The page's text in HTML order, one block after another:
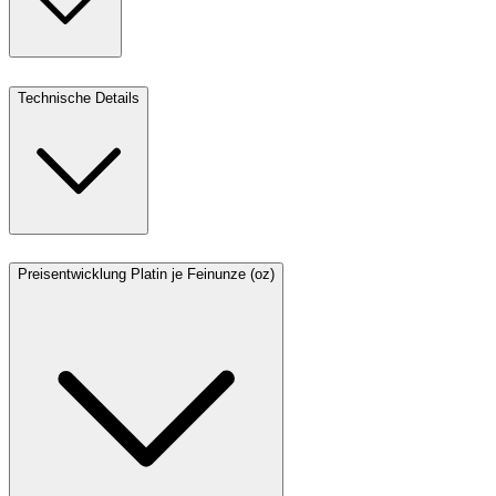
Technische Details
Preisentwicklung Platin je Feinunze (oz)